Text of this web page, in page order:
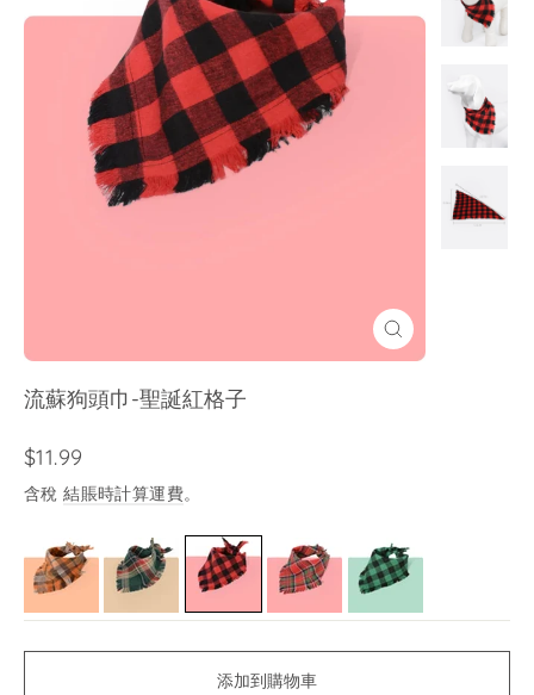
關
閉
流蘇狗頭巾-聖誕紅格子
售
價
$11.99
含稅結賬時計算運費。
添加到購物車